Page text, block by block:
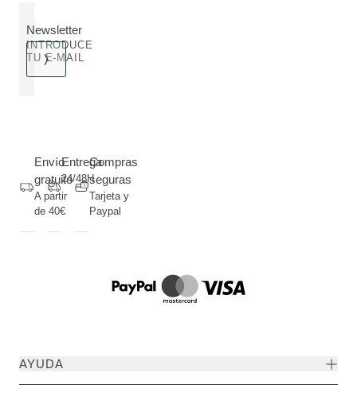
Newsletter
INTRODUCE
TU E-MAIL
Envío
gratuito
A partir
de 40€
Entrega
24/48H
Compras
seguras
Tarjeta y
Paypal
AYUDA